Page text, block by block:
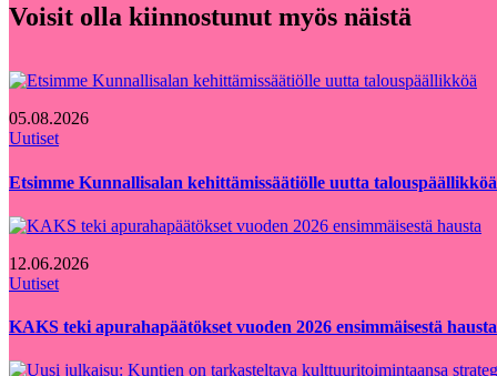
Voisit olla kiinnostunut myös näistä
05.08.2026
Uutiset
Etsimme Kunnallisalan kehittämissäätiölle uutta talouspäällikköä
12.06.2026
Uutiset
KAKS teki apurahapäätökset vuoden 2026 ensimmäisestä hausta